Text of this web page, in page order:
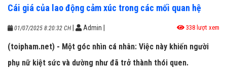
Cái giá của lao động cảm xúc trong các mối quan hệ
01/07/2025 8:20:32 CH Admin 338 lượt xem
(toipham.net) - Một góc nhìn cá nhân: Việc này khiến người
phụ nữ kiệt sức và dường như đã trở thành thói quen.